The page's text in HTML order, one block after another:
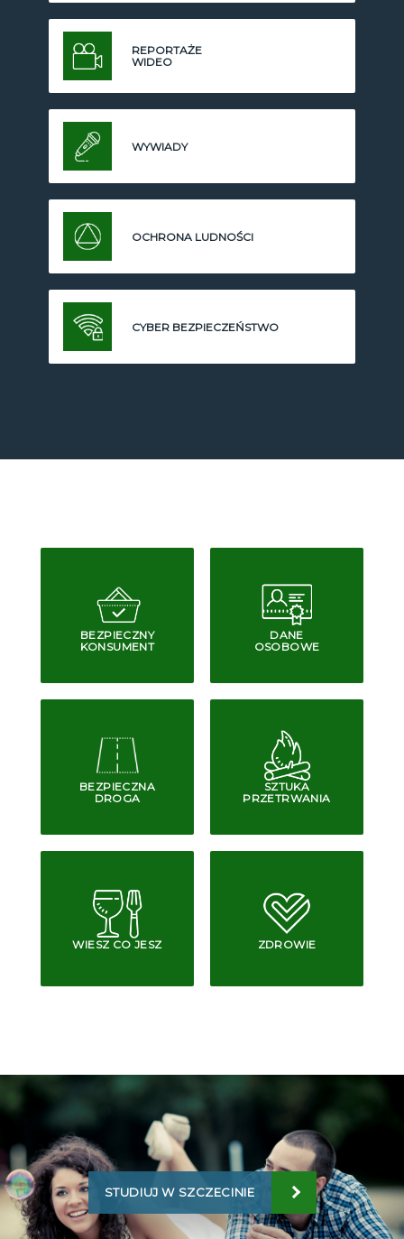
REPORTAŻE
WIDEO
WYWIADY
OCHRONA LUDNOŚCI
CYBER BEZPIECZEŃSTWO
BEZPIECZNY
KONSUMENT
DANE
OSOBOWE
BEZPIECZNA
DROGA
SZTUKA
PRZETRWANIA
WIESZ CO JESZ ZDROWIE
STUDIUJ W SZCZECINIE